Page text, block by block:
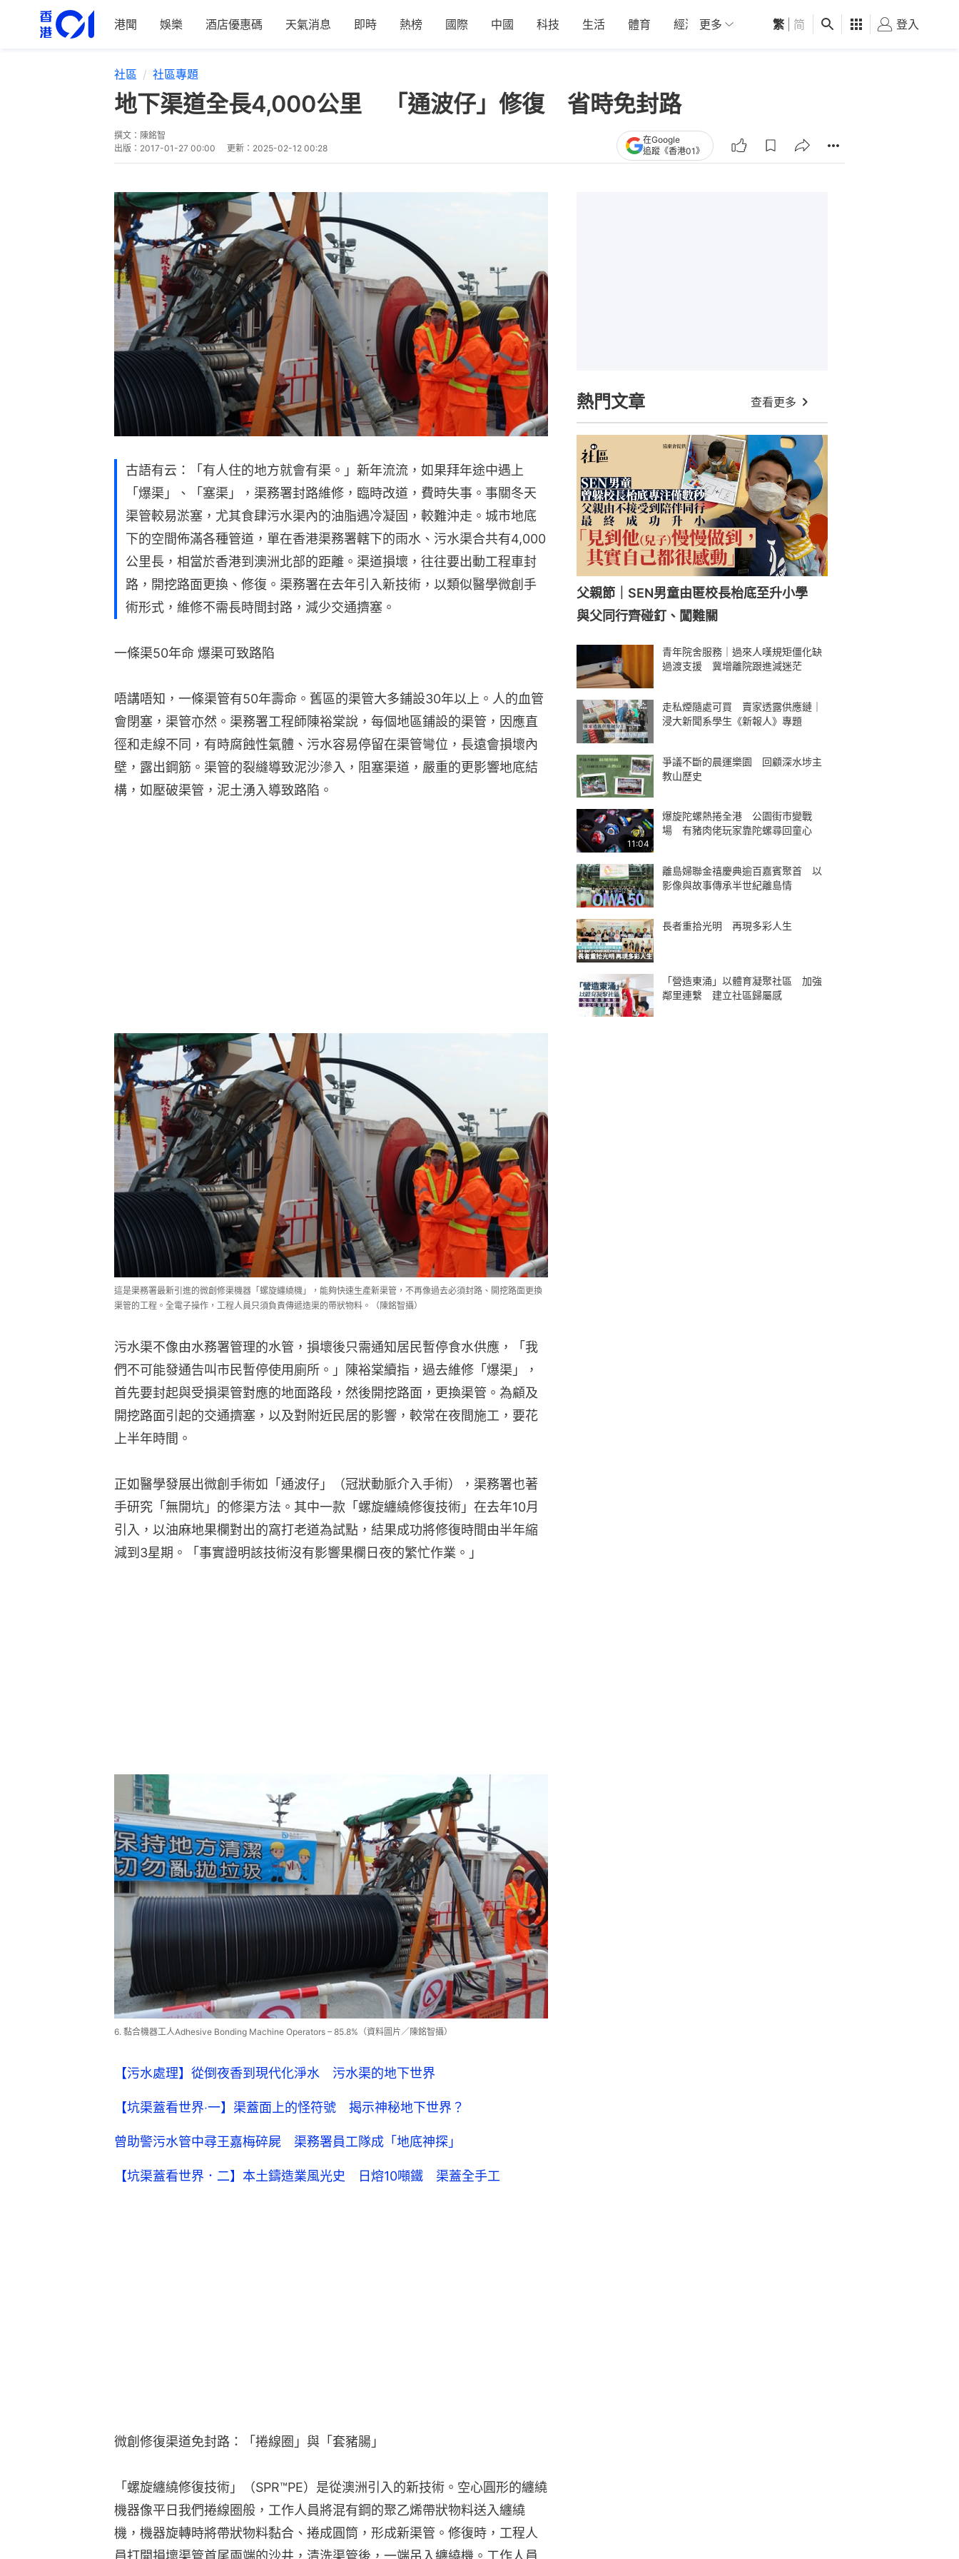
港聞 娛樂 酒店優惠碼 天氣消息 即時 熱榜 國際 中國 科技 生活 體育 經濟 01深圳 觀點 健康 好食玩飛
更多 繁 简 登入
社區 社區專題
地下渠道全長4,000公里 「通波仔」修復 省時免封路
撰文： 陳銘智
出版： 2017-01-27 00:00 更新： 2025-02-12 00:28
在Google
追蹤《香港01》
古語有云：「有人住的地方就會有渠。」新年流流，如果拜年途中遇上
「爆渠」、「塞渠」，渠務署封路維修，臨時改道，費時失事。事關冬天
渠管較易淤塞，尤其食肆污水渠內的油脂遇冷凝固，較難沖走。城市地底
下的空間佈滿各種管道，單在香港渠務署轄下的雨水、污水渠合共有4,000
公里長，相當於香港到澳洲北部的距離。渠道損壞，往往要出動工程車封
路，開挖路面更換、修復。渠務署在去年引入新技術，以類似醫學微創手
術形式，維修不需長時間封路，減少交通擠塞。
一條渠50年命 爆渠可致路陷
唔講唔知，一條渠管有50年壽命。舊區的渠管大多鋪設30年以上。人的血管
會閉塞，渠管亦然。渠務署工程師陳裕棠說，每個地區鋪設的渠管，因應直
徑和走線不同，有時腐蝕性氣體、污水容易停留在渠管彎位，長遠會損壞內
壁，露出鋼筋。渠管的裂縫導致泥沙滲入，阻塞渠道，嚴重的更影響地底結
構，如壓破渠管，泥土湧入導致路陷。
這是渠務署最新引進的微創修渠機器「螺旋纏繞機」，能夠快速生產新渠管，不再像過去必須封路、開挖路面更換
渠管的工程。全電子操作，工程人員只須負責傳遞造渠的帶狀物料。（陳銘智攝）
污水渠不像由水務署管理的水管，損壞後只需通知居民暫停食水供應，「我
們不可能發通告叫市民暫停使用廁所。」陳裕棠續指，過去維修「爆渠」，
首先要封起與受損渠管對應的地面路段，然後開挖路面，更換渠管。為顧及
開挖路面引起的交通擠塞，以及對附近民居的影響，較常在夜間施工，要花
上半年時間。
正如醫學發展出微創手術如「通波仔」（冠狀動脈介入手術），渠務署也著
手研究「無開坑」的修渠方法。其中一款「螺旋纏繞修復技術」在去年10月
引入，以油麻地果欄對出的窩打老道為試點，結果成功將修復時間由半年縮
減到3星期。「事實證明該技術沒有影響果欄日夜的繁忙作業。」
6. 黏合機器工人Adhesive Bonding Machine Operators – 85.8%（資料圖片／陳銘智攝）
【污水處理】從倒夜香到現代化淨水 污水渠的地下世界
【坑渠蓋看世界‧一】渠蓋面上的怪符號 揭示神秘地下世界？
曾助警污水管中尋王嘉梅碎屍 渠務署員工隊成「地底神探」
【坑渠蓋看世界．二】本土鑄造業風光史 日熔10噸鐵 渠蓋全手工
微創修復渠道免封路：「捲線圈」與「套豬腸」
「螺旋纏繞修復技術」（SPR™PE）是從澳洲引入的新技術。空心圓形的纏繞
機器像平日我們捲線圈般，工作人員將混有鋼的聚乙烯帶狀物料送入纏繞
機，機器旋轉時將帶狀物料黏合、捲成圓筒，形成新渠管。修復時，工程人
員打開損壞渠管首尾兩端的沙井，清洗渠管後，一端吊入纏繞機。工作人員
熱門文章 查看更多
父親節｜SEN男童由匿校長枱底至升小學
與父同行齊碰釘、闖難關
青年院舍服務｜過來人嘆規矩僵化缺
過渡支援 冀增離院跟進減迷茫
走私煙隨處可買 賣家透露供應鏈｜
浸大新聞系學生《新報人》專題
爭議不斷的晨運樂園 回顧深水埗主
教山歷史
11:04
爆旋陀螺熱捲全港 公園街市變戰
場 有豬肉佬玩家靠陀螺尋回童心
離島婦聯金禧慶典逾百嘉賓聚首 以
影像與故事傳承半世紀離島情
長者重拾光明 再現多彩人生
「營造東涌」以體育凝聚社區 加強
鄰里連繫 建立社區歸屬感